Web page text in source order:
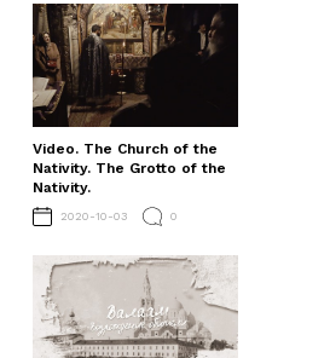
Video. The Church of the
Nativity. The Grotto of the
Nativity.
2020-10-03 0